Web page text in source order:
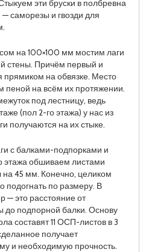
эти бруски в полбревна
саморезы и гвозди для
на 100×100 мм мостим лаги
стены. Причём первый и
прямиком на обвязке. Место
пеной на всём их протяжении.
под лестницу, ведь
(пол 2-го этажа) у нас из
получаются на их стыке.
с балками-подпорками и
этажа обшиваем листами
45 мм. Конечно, целиком
подогнать по размеру. В
— это расстояние от
до подпорной балки. Основу
составят 11 ОСП-листов в 3
получает
и необходимую прочность.